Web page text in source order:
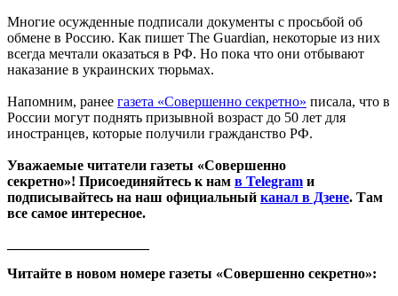
Многие осужденные подписали документы с просьбой об
обмене в Россию. Как пишет The Guardian, некоторые из них
всегда мечтали оказаться в РФ. Но пока что они отбывают
наказание в украинских тюрьмах.
Напомним, ранее газета «Совершенно секретно» писала, что в
России могут поднять призывной возраст до 50 лет для
иностранцев, которые получили гражданство РФ.
Уважаемые читатели газеты «Совершенно
секретно»! Присоединяйтесь к нам в Telegram и
подписывайтесь на наш официальный канал в Дзене. Там
все самое интересное.
Читайте в новом номере газеты «Совершенно секретно»: